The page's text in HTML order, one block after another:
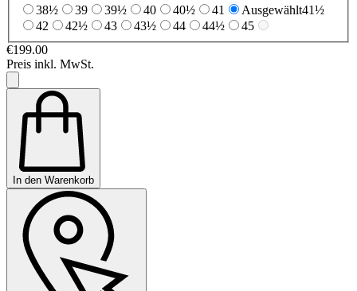
38½
39 39½ 40 40½ 41 Ausgewählt41½
42
42½ 43 43½ 44 44½
45
€199.00
Preis inkl. MwSt.
In den Warenkorb